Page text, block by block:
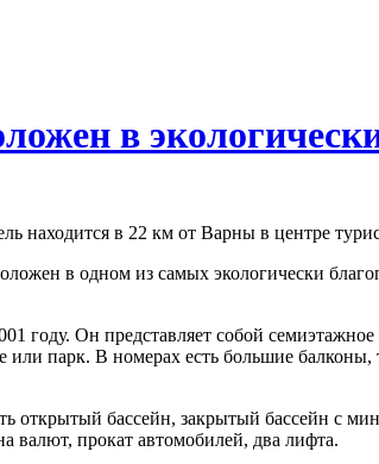
в
находится в 22 км от Варны в центре
в одном из самых экологически
году. Он представляет собой
или парк. В номерах есть большие
открытый бассейн, закрытый бассейн с
валют, прокат автомобилей, два лифта.